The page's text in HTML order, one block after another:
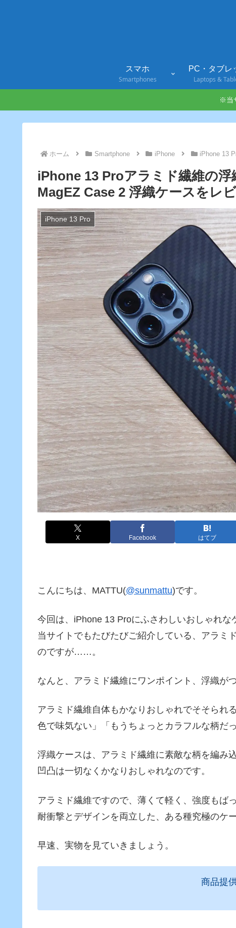
スマホ
Smartphones
PC・タブレ
Laptops &
※当
ホーム Smartphone iPhone iPhone 13
iPhone 13 Proアラミド繊維の
MagEZ Case 2 浮織ケースをレ
iPhone 13 Pro
X Facebook はてブ
こんにちは、MATTU(@sunmattu)です。
今回は、iPhone 13 Proにふさわしいおしゃれな
当サイトでもたびたびご紹介している、アラミ
のですが……。
なんと、アラミド繊維にワンポイント、浮織が
アラミド繊維自体もかなりおしゃれでそそられ
色で味気ない」「もうちょっとカラフルな柄だ
浮織ケースは、アラミド繊維に素敵な柄を編み
凹凸は一切なくかなりおしゃれなのです。
アラミド繊維ですので、薄くて軽く、強度もばっ
耐衝撃とデザインを両立した、ある種究極のケ
早速、実物を見ていきましょう。
商品提